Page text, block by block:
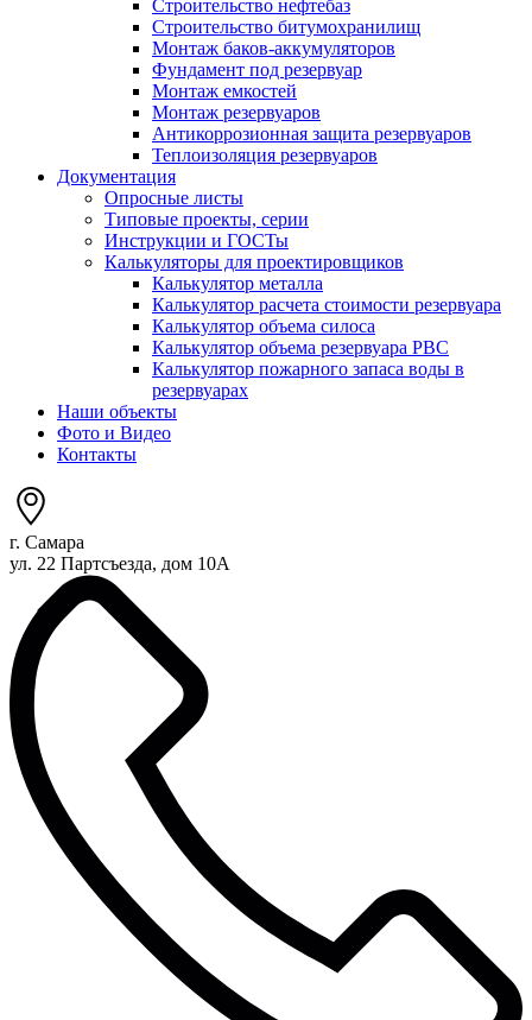
Строительство нефтебаз
Строительство битумохранилищ
Монтаж баков-аккумуляторов
Фундамент под резервуар
Монтаж емкостей
Монтаж резервуаров
Антикоррозионная защита резервуаров
Теплоизоляция резервуаров
Документация
Опросные листы
Типовые проекты, серии
Инструкции и ГОСТы
Калькуляторы для проектировщиков
Калькулятор металла
Калькулятор расчета стоимости резервуара
Калькулятор объема силоса
Калькулятор объема резервуара РВС
Калькулятор пожарного запаса воды в
резервуарах
Наши объекты
Фото и Видео
Контакты
г. Самара
ул. 22 Партсъезда, дом 10А